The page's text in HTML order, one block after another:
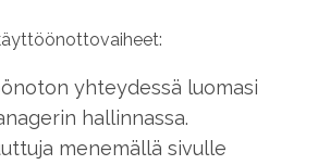
yhteydessä luomasi
hallinnassa.
menemällä sivulle